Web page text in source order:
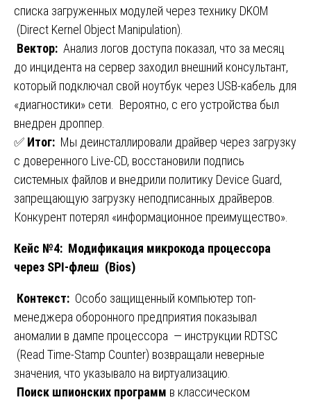
списка загруженных модулей через технику DKOM
(Direct Kernel Object Manipulation).
Вектор: Анализ логов доступа показал, что за месяц
до инцидента на сервер заходил внешний консультант,
который подключал свой ноутбук через USB-кабель для
«диагностики» сети. Вероятно, с его устройства был
внедрен дроппер.
✅ Итог: Мы деинсталлировали драйвер через загрузку
с доверенного Live-CD, восстановили подпись
системных файлов и внедрили политику Device Guard,
запрещающую загрузку неподписанных драйверов.
Конкурент потерял «информационное преимущество».
Кейс №4: Модификация микрокода процессора
через SPI-флеш (Bios)
Контекст: Особо защищенный компьютер топ-
менеджера оборонного предприятия показывал
аномалии в дампе процессора — инструкции RDTSC
(Read Time-Stamp Counter) возвращали неверные
значения, что указывало на виртуализацию.
Поиск шпионских программ в классическом